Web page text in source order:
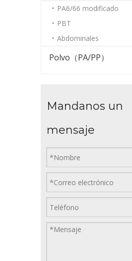
PA6/66 modificado
PBT
Abdominales
Polvo（PA/PP）
Mandanos un
mensaje